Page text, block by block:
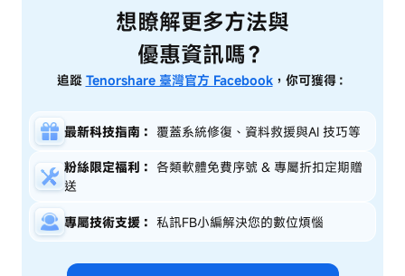
想瞭解更多方法與
優惠資訊嗎？
追蹤 Tenorshare 臺灣官方 Facebook，你可獲得：
最新科技指南： 覆蓋系統修復、資料救援與AI 技巧等
粉絲限定福利： 各類軟體免費序號 & 專屬折扣定期贈
送
專屬技術支援： 私訊FB小編解決您的數位煩惱